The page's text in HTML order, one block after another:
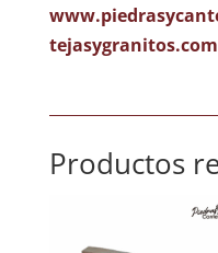
tejasygranitos.com
Productos